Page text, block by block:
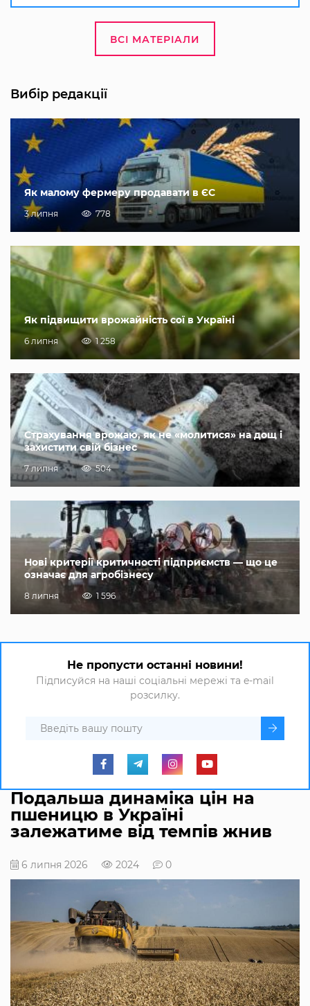
ВСІ МАТЕРІАЛИ
Вибір редакції
Як малому фермеру продавати в ЄС
3 липня 778
Як підвищити врожайність сої в Україні
6 липня 1 258
Страхування врожаю, як не «молитися» на дощ і
захистити свій бізнес
7 липня 504
Нові критерії критичності підприємств — що це
означає для агробізнесу
8 липня 1 596
Не пропусти останні новини!
Підписуйся на наші соціальні мережі та e-mail
розсилку.
Подальша динаміка цін на
пшеницю в Україні
залежатиме від темпів жнив
6 липня 2026 2024 0